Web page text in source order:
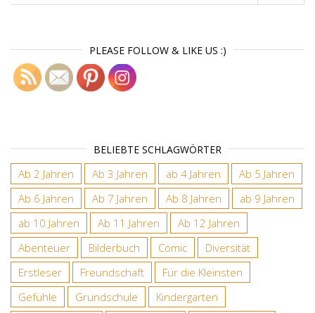
PLEASE FOLLOW & LIKE US :)
BELIEBTE SCHLAGWÖRTER
Ab 2 Jahren Ab 3 Jahren ab 4 Jahren
Ab 5 Jahren
Ab 6 Jahren
Ab 7 Jahren Ab 8 Jahren
ab 9 Jahren
ab 10 Jahren
Ab 11 Jahren
Ab 12 Jahren
Abenteuer
Bilderbuch Comic
Diversität
Erstleser
Freundschaft
Für die Kleinsten
Gefühle
Grundschule
Kindergarten